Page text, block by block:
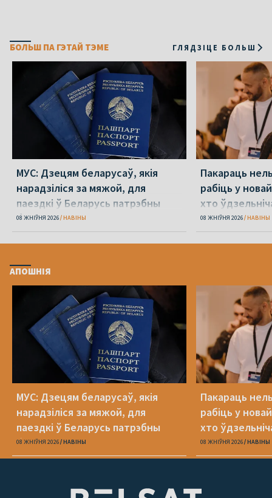
БОЛЬШ ПА ГЭТАЙ ТЭМЕ ГЛЯДЗІЦЕ БОЛЬШ
МУС: Дзецям беларусаў, якія
нарадзіліся за мяжой, для
паездкі ў Беларусь патрэбны
беларускі пашпарт
08 ЖНІЎНЯ 2026 НАВІНЫ
Пакараць
рабіць у
хто
08 ЖНІЎНЯ 2026 НАВІНЫ
АПОШНІЯ
МУС: Дзецям беларусаў, якія
нарадзіліся за мяжой, для
паездкі ў Беларусь патрэбны
беларускі пашпарт
08 ЖНІЎНЯ 2026 НАВІНЫ
Пакараць
рабіць у
хто
08 ЖНІЎНЯ 2026 НАВІНЫ